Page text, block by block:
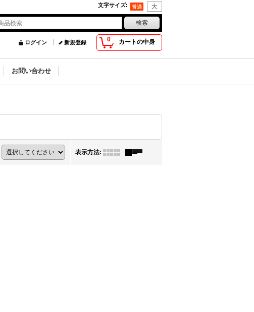
文字サイズ:
0 カートの中身
ログイン 新規登録
お問い合わせ
表示方法: